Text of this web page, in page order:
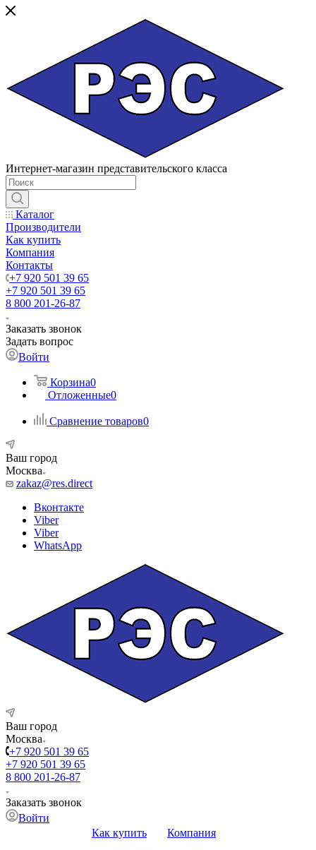
Интернет-магазин представительского класса
Каталог
Производители
Как купить
Компания
Контакты
+7 920 501 39 65
+7 920 501 39 65
8 800 201-26-87
Заказать звонок
Задать вопрос
Войти
Корзина0
Отложенные0
Сравнение товаров0
Ваш город
Москва
zakaz@res.direct
Вконтакте
Viber
Viber
WhatsApp
Ваш город
Москва
+7 920 501 39 65
+7 920 501 39 65
8 800 201-26-87
Заказать звонок
Войти
Как купить
Компания